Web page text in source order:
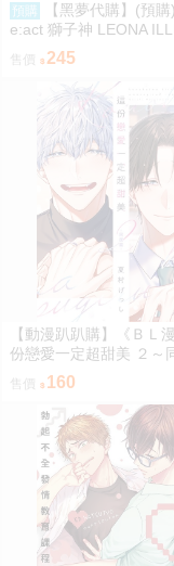
預購
【黑夢代購】(預
e:act 獅子神 LEONA
ION BOOK vol.3 社團名:
一 繪師: 佑希
售價 245
【動漫趴趴購】《ＢＬ
份戀愛一定超甜美 ２～
～．夏村げっし．青文
售價 160